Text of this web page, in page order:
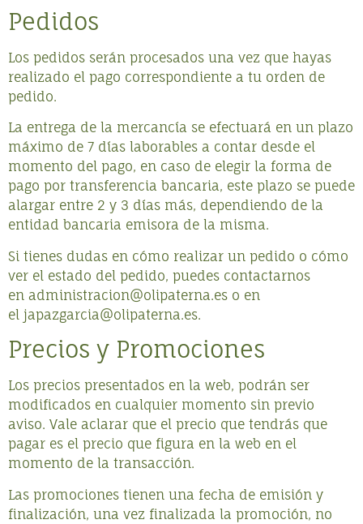
Pedidos
Los pedidos serán procesados una vez que hayas
realizado el pago correspondiente a tu orden de
pedido.
La entrega de la mercancía se efectuará en un plazo
máximo de 7 días laborables a contar desde el
momento del pago, en caso de elegir la forma de
pago por transferencia bancaria, este plazo se puede
alargar entre 2 y 3 días más, dependiendo de la
entidad bancaria emisora de la misma.
Si tienes dudas en cómo realizar un pedido o cómo
ver el estado del pedido, puedes contactarnos
en administracion@olipaterna.es o en
el japazgarcia@olipaterna.es.
Precios y Promociones
Los precios presentados en la web, podrán ser
modificados en cualquier momento sin previo
aviso. Vale aclarar que el precio que tendrás que
pagar es el precio que figura en la web en el
momento de la transacción.
Las promociones tienen una fecha de emisión y
finalización, una vez finalizada la promoción, no